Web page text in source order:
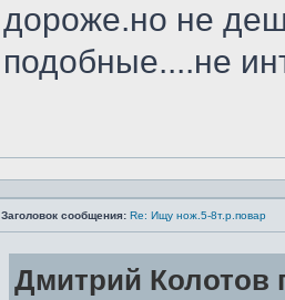
дороже.но не
подобные....не
Заголовок сообщения: Re: Ищу нож.5-8т.р.повар
Дмитрий Колотов